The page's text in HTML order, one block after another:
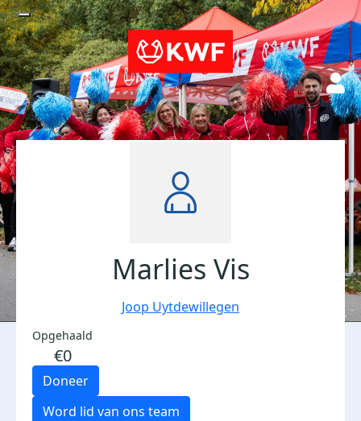
Marlies Vis
Joop Uytdewillegen
Opgehaald
€0
Doneer
Word lid van ons team